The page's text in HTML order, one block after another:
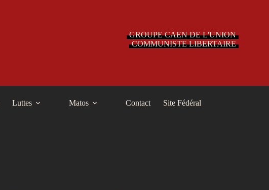
GROUPE CAEN DE L'UNION
COMMUNISTE LIBERTAIRE
Luttes Matos Contact Site Fédéral